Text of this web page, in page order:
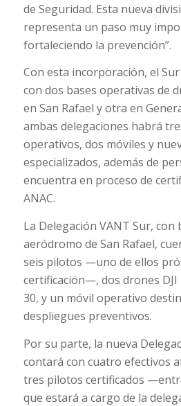
de Seguridad. Esta nueva
representa un paso muy
fortaleciendo la prevención”.
Con esta incorporación, el
con dos bases operativas de
en San Rafael y otra en
ambas delegaciones habrá
operativos, dos móviles y
especializados, además de
encuentra en proceso de
ANAC.
La Delegación VANT Sur, con
aeródromo de San Rafael,
seis pilotos —uno de ellos
certificación—, dos drones DJI
30, y un móvil operativo
despliegues preventivos.
Por su parte, la nueva
contará con cuatro efectivos
tres pilotos certificados
que estará a cargo de la